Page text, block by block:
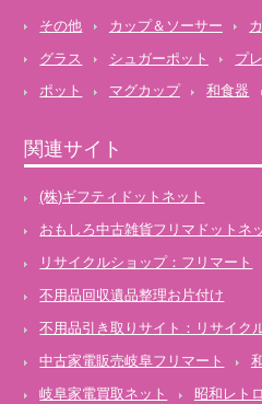
その他 カップ＆ソーサー
グラス
シュガーポット プ
ポット
マグカップ 和食器
関連サイト
(株)ギフティドットネット
おもしろ中古雑貨フリマドットネ
リサイクルショップ：フリマート
不用品回収遺品整理お片付け
不用品引き取りサイト：リサイク
中古家電販売岐阜フリマート
岐阜家電買取ネット
昭和レト